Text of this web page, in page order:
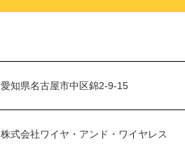
愛知県名古屋市中区錦2-9-15
株式会社ワイヤ・アンド・ワイヤレス